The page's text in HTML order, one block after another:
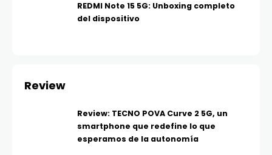
REDMI Note 15 5G: Unboxing completo
del dispositivo
Review
Review: TECNO POVA Curve 2 5G, un
smartphone que redefine lo que
esperamos de la autonomía